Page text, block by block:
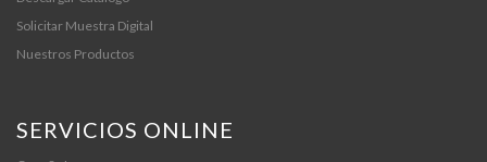
Solicitar Muestra Digital
Nuestros Productos
SERVICIOS ONLINE